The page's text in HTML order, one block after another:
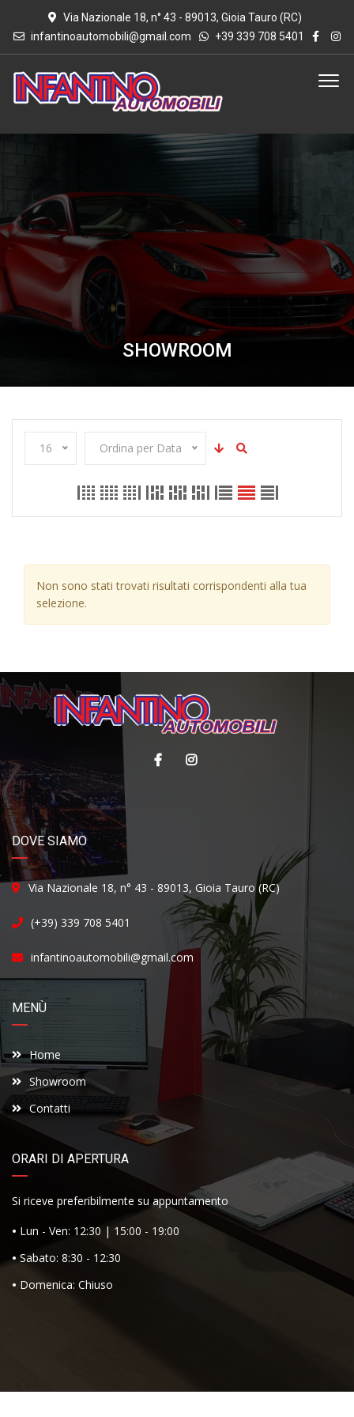
Via Nazionale 18, n° 43 - 89013, Gioia Tauro (RC)
infantinoautomobili@gmail.com
+39 339 708 5401
SHOWROOM
16 Ordina per Data
Non sono stati trovati risultati corrispondenti alla tua
selezione.
DOVE SIAMO
Via Nazionale 18, n° 43 - 89013, Gioia Tauro (RC)
(+39) 339 708 5401
infantinoautomobili@gmail.com
MENÙ
Home
Showroom
Contatti
ORARI DI APERTURA
Si riceve preferibilmente su appuntamento
• Lun - Ven: 12:30 | 15:00 - 19:00
•Sabato: 8:30 - 12:30
• Domenica: Chiuso